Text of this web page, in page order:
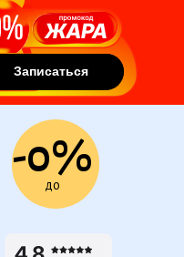
Записаться
Записаться
-0%
до